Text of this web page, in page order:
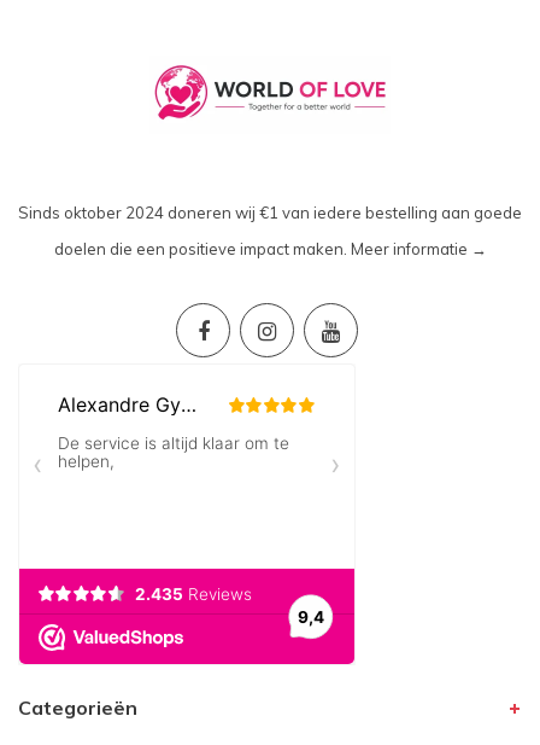
Sinds oktober 2024 doneren wij €1 van iedere bestelling aan goede
doelen die een positieve impact maken. Meer informatie →
Categorieën